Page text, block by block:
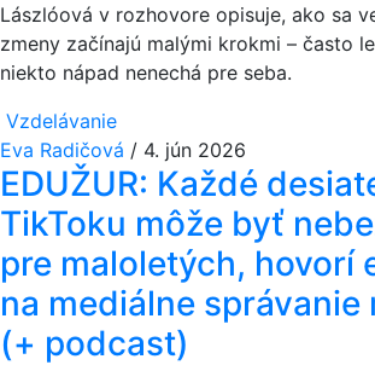
Lászlóová v rozhovore opisuje, ako sa
zmeny začínajú malými krokmi – často
niekto nápad nenechá pre seba.
Vzdelávanie
Eva Radičová / 4. jún 2026
EDUŽUR: Každé
TikToku môže byť
pre maloletých, hovorí
na mediálne správanie
(+ podcast)